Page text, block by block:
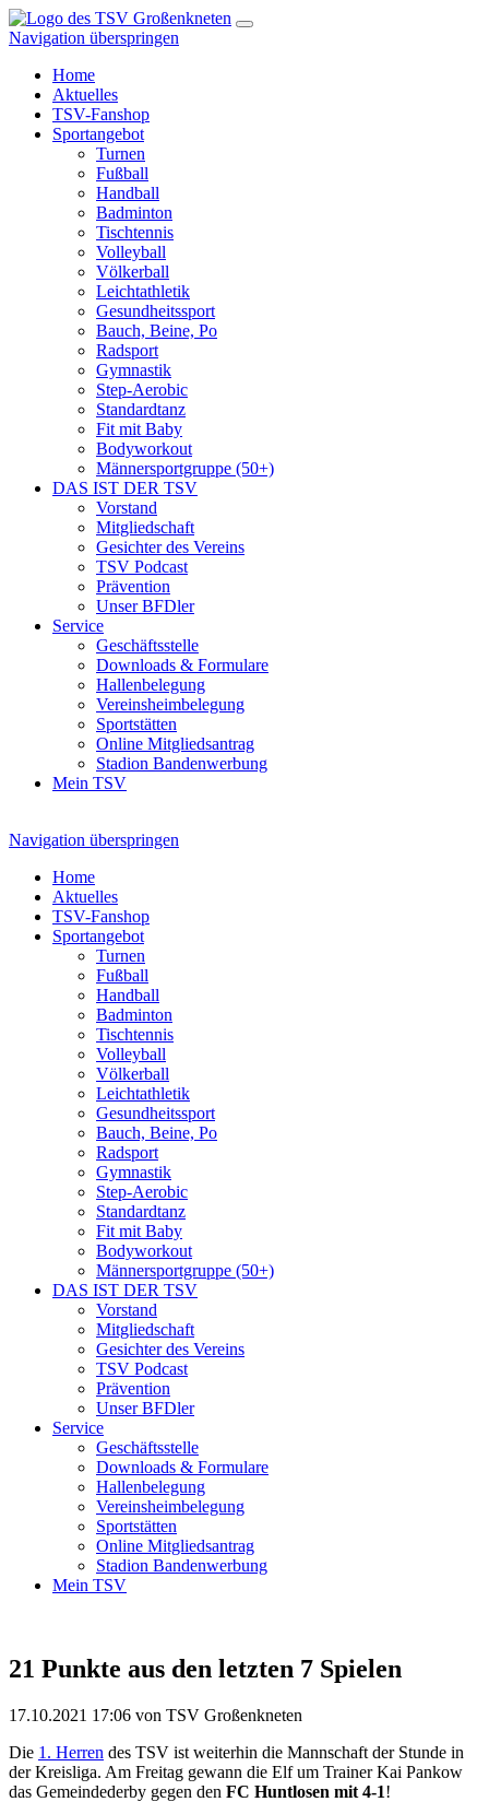
Navigation überspringen
Home
Aktuelles
TSV-Fanshop
Sportangebot
Turnen
Fußball
Handball
Badminton
Tischtennis
Volleyball
Völkerball
Leichtathletik
Gesundheitssport
Bauch, Beine, Po
Radsport
Gymnastik
Step-Aerobic
Standardtanz
Fit mit Baby
Bodyworkout
Männersportgruppe (50+)
DAS IST DER TSV
Vorstand
Mitgliedschaft
Gesichter des Vereins
TSV Podcast
Prävention
Unser BFDler
Service
Geschäftsstelle
Downloads & Formulare
Hallenbelegung
Vereinsheimbelegung
Sportstätten
Online Mitgliedsantrag
Stadion Bandenwerbung
Mein TSV
Navigation überspringen
Home
Aktuelles
TSV-Fanshop
Sportangebot
Turnen
Fußball
Handball
Badminton
Tischtennis
Volleyball
Völkerball
Leichtathletik
Gesundheitssport
Bauch, Beine, Po
Radsport
Gymnastik
Step-Aerobic
Standardtanz
Fit mit Baby
Bodyworkout
Männersportgruppe (50+)
DAS IST DER TSV
Vorstand
Mitgliedschaft
Gesichter des Vereins
TSV Podcast
Prävention
Unser BFDler
Service
Geschäftsstelle
Downloads & Formulare
Hallenbelegung
Vereinsheimbelegung
Sportstätten
Online Mitgliedsantrag
Stadion Bandenwerbung
Mein TSV
21 Punkte aus den letzten 7 Spielen
17.10.2021 17:06 von TSV Großenkneten
Die 1. Herren des TSV ist weiterhin die Mannschaft der Stunde in
der Kreisliga. Am Freitag gewann die Elf um Trainer Kai Pankow
das Gemeindederby gegen den FC Huntlosen mit 4-1!